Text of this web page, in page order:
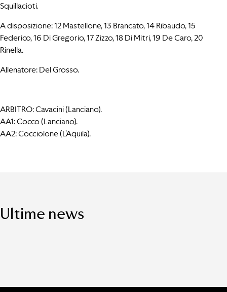
Squillacioti.
A disposizione: 12 Mastellone, 13 Brancato, 14 Ribaudo, 15
Federico, 16 Di Gregorio, 17 Zizzo, 18 Di Mitri, 19 De Caro, 20
Rinella.
Allenatore: Del Grosso.
ARBITRO: Cavacini (Lanciano).
AA1: Cocco (Lanciano).
AA2: Cocciolone (L’Aquila).
Ultime news